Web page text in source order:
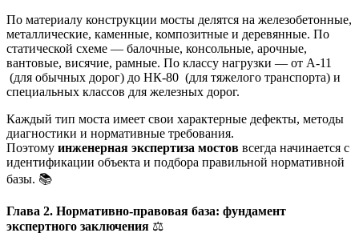
По материалу конструкции мосты делятся на железобетонные,
металлические, каменные, композитные и деревянные. По
статической схеме — балочные, консольные, арочные,
вантовые, висячие, рамные. По классу нагрузки — от А-11
(для обычных дорог) до НК-80 (для тяжелого транспорта) и
специальных классов для железных дорог.
Каждый тип моста имеет свои характерные дефекты, методы
диагностики и нормативные требования.
Поэтому инженерная экспертиза мостов всегда начинается с
идентификации объекта и подбора правильной нормативной
базы. 📚
Глава 2. Нормативно-правовая база: фундамент
экспертного заключения ⚖️